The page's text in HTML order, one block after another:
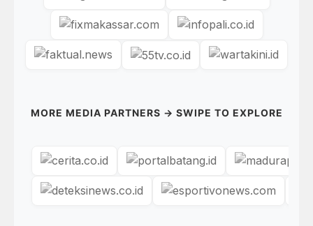
MORE MEDIA PARTNERS → SWIPE TO EXPLORE